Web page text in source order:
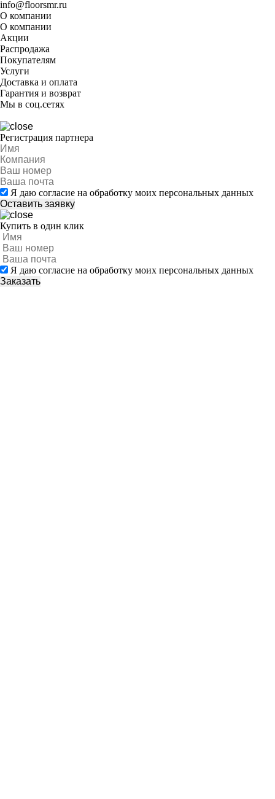
info@floorsmr.ru
О компании
О компании
Акции
Распродажа
Покупателям
Услуги
Доставка и оплата
Гарантия и возврат
Мы в соц.сетях
Регистрация партнера
Я даю согласие на обработку моих персональных данных
Купить в один клик
Я даю согласие на обработку моих персональных данных